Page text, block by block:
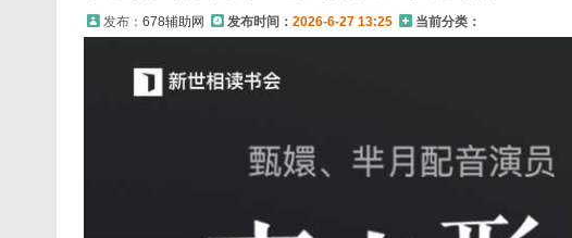
发布： 678辅助网 发布时间： 2026-6-27 13:25 当前分类：